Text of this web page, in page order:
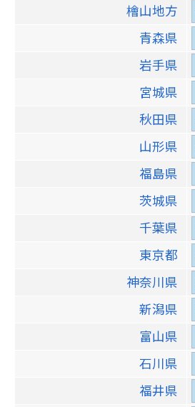
檜山地方
青森県
岩手県
宮城県
秋田県
山形県
福島県
茨城県
千葉県
東京都
神奈川県
新潟県
富山県
石川県
福井県